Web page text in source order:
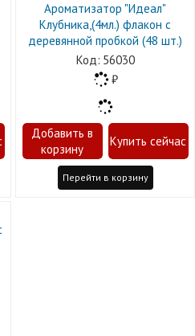
Ароматизатор "Идеал"
Клубника,(4мл.) флакон с
деревянной пробкой (48 шт.)
56030
Перейти в корзину